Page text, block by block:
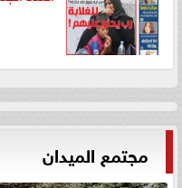
مجتمع الميدان